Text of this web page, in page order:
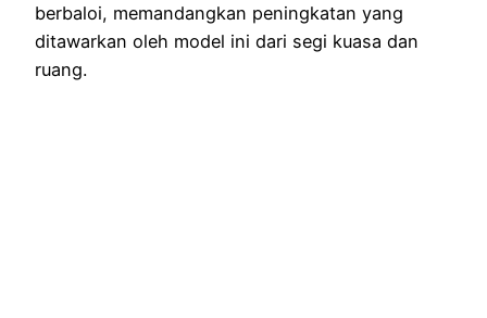
berbaloi, memandangkan peningkatan yang
ditawarkan oleh model ini dari segi kuasa dan
ruang.